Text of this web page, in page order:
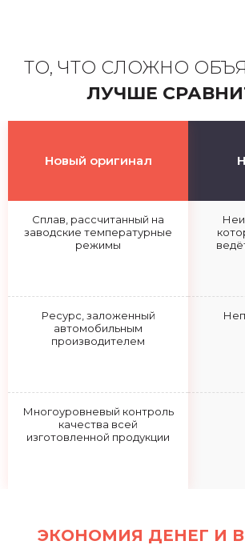
ТО, ЧТО СЛОЖНО
ЛУЧШЕ
Новый оригинал
Сплав, рассчитанный на
заводские температурные
режимы
Ресурс, заложенный
автомобильным
производителем
Многоуровневый контроль
качества всей
изготовленной продукции
ЭКОНОМИЯ ДЕНЕГ И